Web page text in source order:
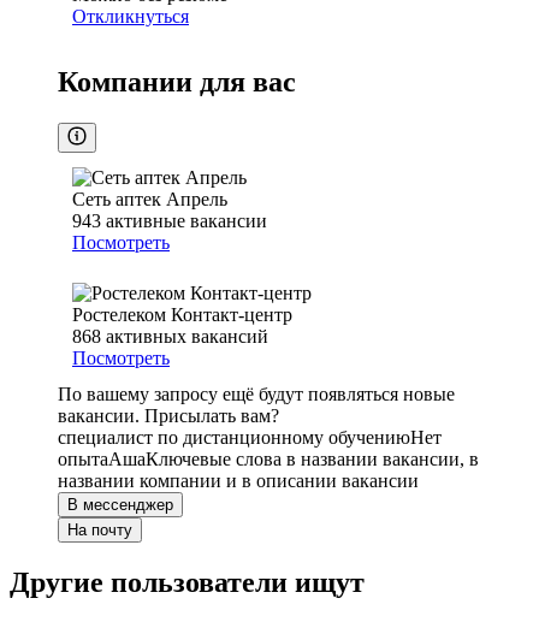
Откликнуться
Компании для вас
Сеть аптек Апрель
943 активные вакансии
Посмотреть
Ростелеком Контакт-центр
868 активных вакансий
Посмотреть
По вашему запросу ещё будут появляться новые
вакансии. Присылать вам?
специалист по дистанционному обучениюНет
опытаАшаКлючевые слова в названии вакансии, в
названии компании и в описании вакансии
В мессенджер
На почту
Другие пользователи ищут